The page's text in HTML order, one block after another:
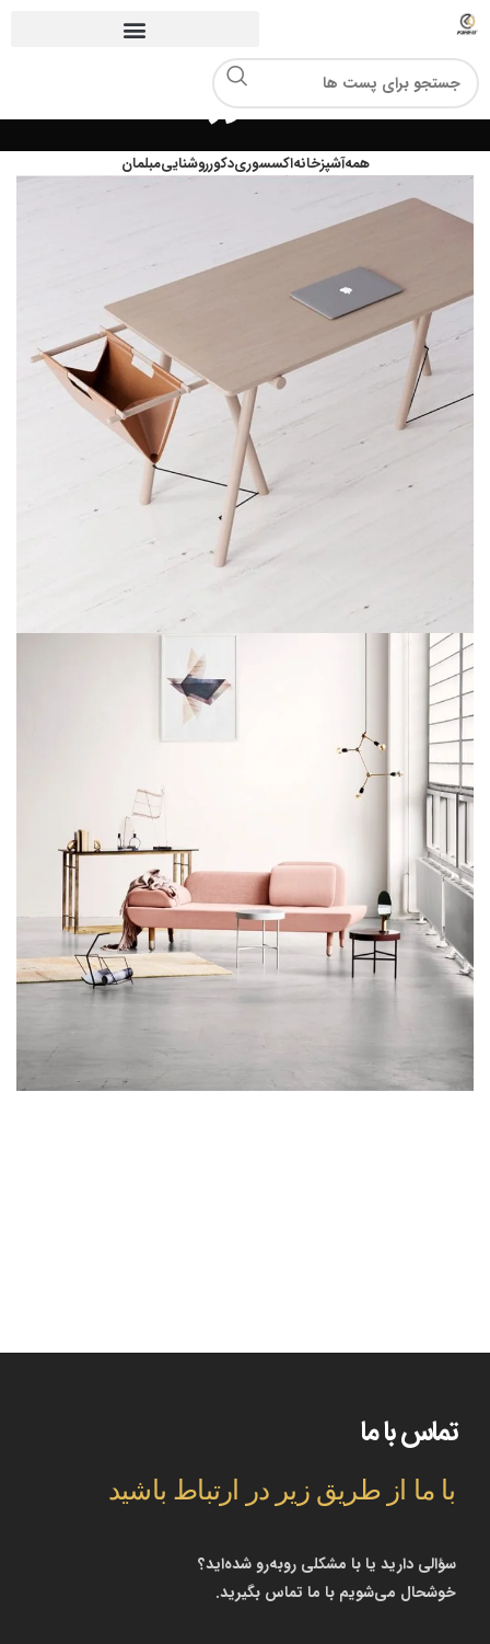
دکور
همهآشپزخانهاکسسوریدکورروشناییمبلمان
آویز گوشی در ایوان
تماس با ما
با ما از طریق زیر در ارتباط باشید
سؤالی دارید یا با مشکلی روبه‌رو شده‌اید؟
خوشحال می‌شویم با ما تماس بگیرید.